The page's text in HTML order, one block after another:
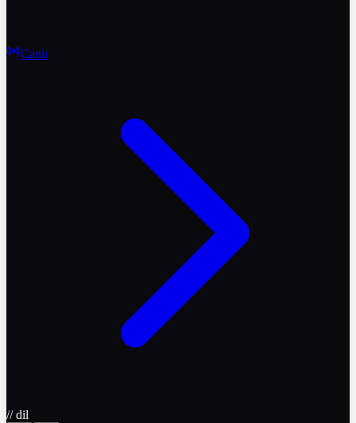
Canlı
//dil